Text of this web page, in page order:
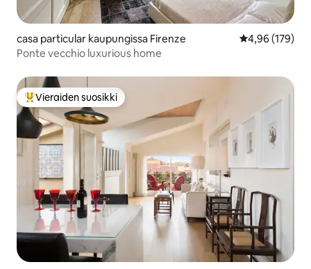
casa particular kaupungissa Firenze
4,96 (179)
Ponte vecchio luxurious home
Vieraiden suosikkien parhaimmistoa
Vieraiden suosikki